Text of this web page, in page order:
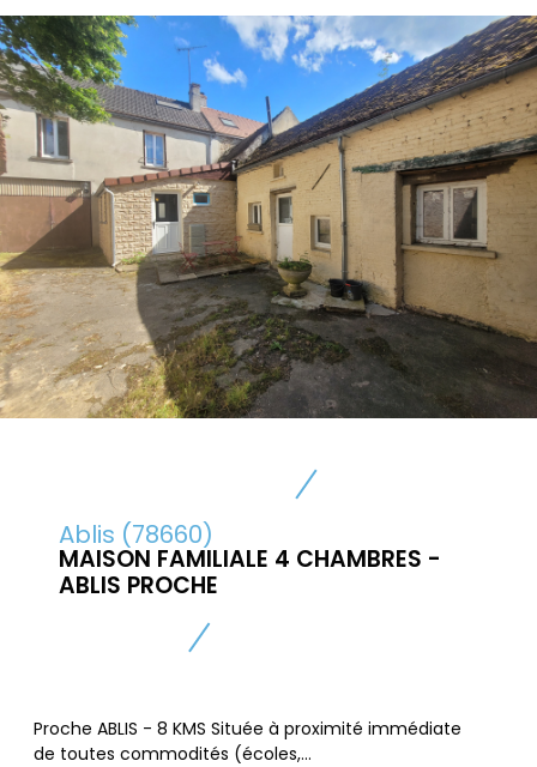
Ablis (78660)
MAISON FAMILIALE 4 CHAMBRES -
ABLIS PROCHE
Proche ABLIS - 8 KMS Située à proximité immédiate
de toutes commodités (écoles,...